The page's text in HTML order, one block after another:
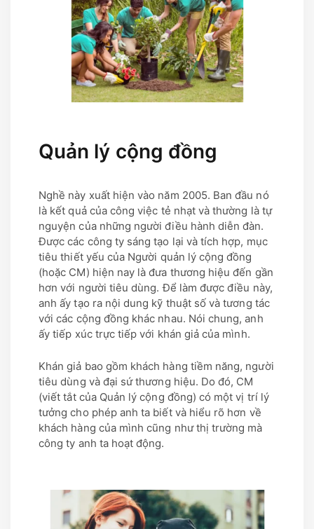
Quản lý cộng đồng
Nghề này xuất hiện vào năm 2005. Ban đầu nó
là kết quả của công việc tẻ nhạt và thường là tự
nguyện của những người điều hành diễn đàn.
Được các công ty sáng tạo lại và tích hợp, mục
tiêu thiết yếu của Người quản lý cộng đồng
(hoặc CM) hiện nay là đưa thương hiệu đến gần
hơn với người tiêu dùng. Để làm được điều này,
anh ấy tạo ra nội dung kỹ thuật số và tương tác
với các cộng đồng khác nhau. Nói chung, anh
ấy tiếp xúc trực tiếp với khán giả của mình.
Khán giả bao gồm khách hàng tiềm năng, người
tiêu dùng và đại sứ thương hiệu. Do đó, CM
(viết tắt của Quản lý cộng đồng) có một vị trí lý
tưởng cho phép anh ta biết và hiểu rõ hơn về
khách hàng của mình cũng như thị trường mà
công ty anh ta hoạt động.